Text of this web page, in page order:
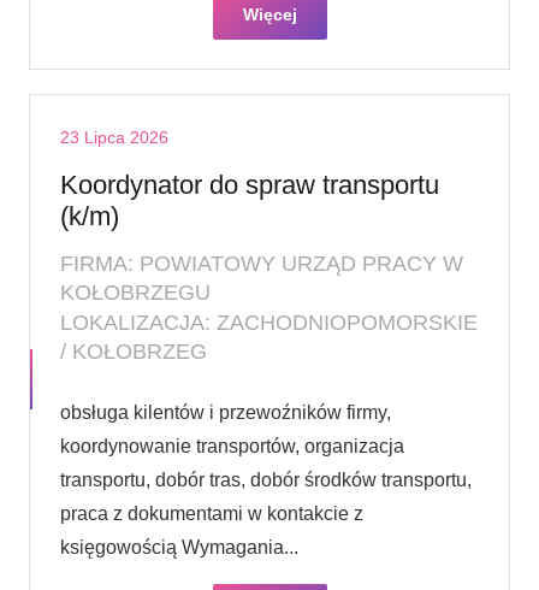
Więcej
23 Lipca 2026
Koordynator do spraw transportu
(k/m)
FIRMA: POWIATOWY URZĄD PRACY W
KOŁOBRZEGU
LOKALIZACJA: ZACHODNIOPOMORSKIE
/ KOŁOBRZEG
obsługa kilentów i przewoźników firmy,
koordynowanie transportów, organizacja
transportu, dobór tras, dobór środków transportu,
praca z dokumentami w kontakcie z
księgowością Wymagania...